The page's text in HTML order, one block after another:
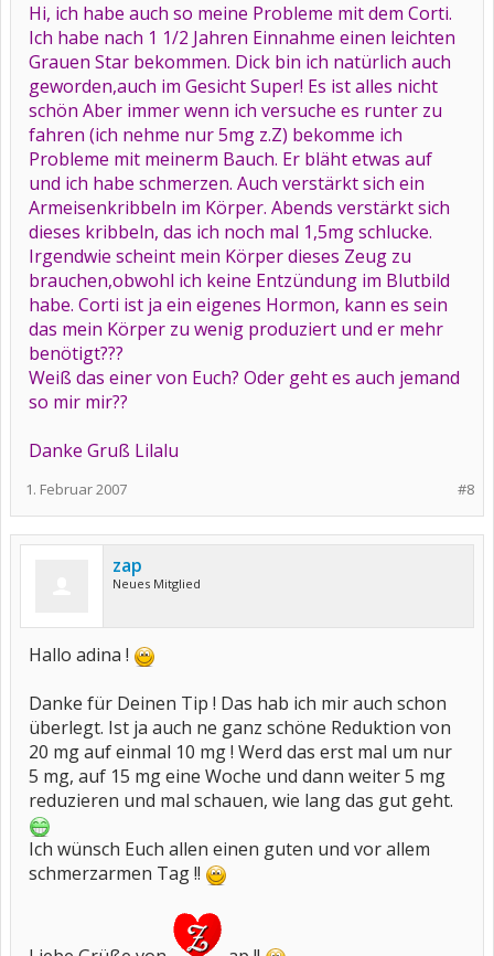
Hi, ich habe auch so meine Probleme mit dem Corti.
Ich habe nach 1 1/2 Jahren Einnahme einen leichten
Grauen Star bekommen. Dick bin ich natürlich auch
geworden,auch im Gesicht Super! Es ist alles nicht
schön Aber immer wenn ich versuche es runter zu
fahren (ich nehme nur 5mg z.Z) bekomme ich
Probleme mit meinerm Bauch. Er bläht etwas auf
und ich habe schmerzen. Auch verstärkt sich ein
Armeisenkribbeln im Körper. Abends verstärkt sich
dieses kribbeln, das ich noch mal 1,5mg schlucke.
Irgendwie scheint mein Körper dieses Zeug zu
brauchen,obwohl ich keine Entzündung im Blutbild
habe. Corti ist ja ein eigenes Hormon, kann es sein
das mein Körper zu wenig produziert und er mehr
benötigt???
Weiß das einer von Euch? Oder geht es auch jemand
so mir mir??
Danke Gruß Lilalu
#8
1. Februar 2007
zap
Neues Mitglied
Hallo adina !
Danke für Deinen Tip ! Das hab ich mir auch schon
überlegt. Ist ja auch ne ganz schöne Reduktion von
20 mg auf einmal 10 mg ! Werd das erst mal um nur
5 mg, auf 15 mg eine Woche und dann weiter 5 mg
reduzieren und mal schauen, wie lang das gut geht.
Ich wünsch Euch allen einen guten und vor allem
schmerzarmen Tag !!